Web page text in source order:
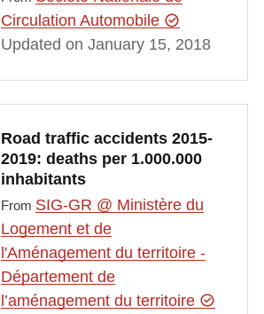
Circulation Automobile
Updated on January 15, 2018
Road traffic accidents 2015-
2019: deaths per 1.000.000
inhabitants
From SIG-GR @ Ministère du
Logement et de
l'Aménagement du territoire -
Département de
l’aménagement du territoire